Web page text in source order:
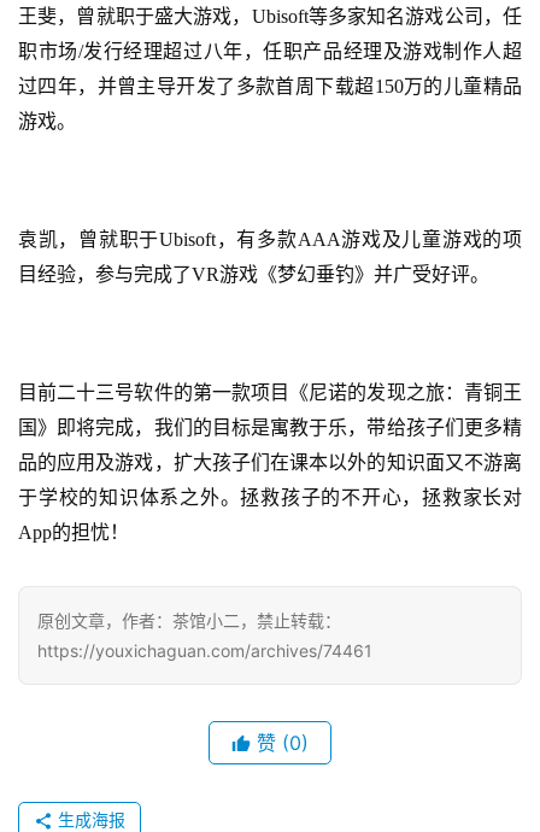
游
戏
2
第
十
三
奖
7
0
日
对
王斐，曾就职于盛大游戏， Ubisoft等多家知名游戏公司，任
职市场/发行经理超过八年，任职产品经理及游戏制作人超
过四年，并曾主导开发了多款首周下载超150万的儿童精品
游戏。
袁凯，曾就职于Ubisoft，有多款AAA游戏及儿童游戏的项
目经验，参与完成了VR游戏《梦幻垂钓》并广受好评。
目前二十三号软件的第一款项目《尼诺的发现之旅：青铜王
国》即将完成，我们的目标是寓教于乐，带给孩子们更多精
品的应用及游戏，扩大孩子们在课本以外的知识面又不游离
于学校的知识体系之外。拯救孩子的不开心，拯救家长对
App的担忧！
原创文章，作者：茶馆小二，禁止转载：
https://youxichaguan.com/archives/74461
赞 (0)
生成海报